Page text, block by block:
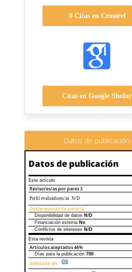
0Citas en Crossref
Citas en Google Sholar
Datos de publicación
Datos de publicación
Este artículo
Revisores/as por pares3
Perfil evaluadores/as N/D
Declaraciones de autoría
Declaraciones de autoríaEste artículo
Disponibilidad de datos N/D
Financiación externa No
Conflictos de intereses N/D
Esta revista
Artículos aceptados46%
Días para la publicación 700
Indexado en GS